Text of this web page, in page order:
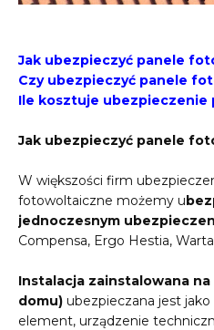
Jak ubezpieczyć panele
Czy ubezpieczyć panele
Ile kosztuje
Jak ubezpieczyć panele
W większości firm
fotowoltaiczne możemy u
jednoczesnym
Compensa, Ergo Hestia,
Instalacja zainstalowana
domu) ubezpieczana jest
element, urządzenie